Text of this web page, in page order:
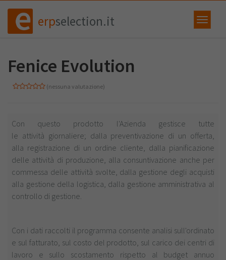
erpselection.it
Fenice Evolution
(nessuna valutazione)
Con questo prodotto l'Azienda gestisce tutte
le attività giornaliere; dalla preventivazione di un offerta,
alla registrazione di un ordine cliente, dalla pianificazione
delle attività di produzione, alla consuntivazione anche per
commessa delle attività svolte, dalla gestione degli acquisti
alla gestione della logistica, dalla gestione amministrativa al
controllo di gestione.
Con i dati raccolti il programma consente analisi sull'ordinato
e sul fatturato, sul costo del prodotto, sul carico dei centri di
lavoro e sullo scostamento rispetto al budget annuo